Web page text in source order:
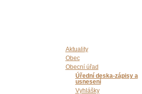
Aktuality
Obec
Obecní úřad
Úřední deska-zápisy a
usnesení
Vyhlášky